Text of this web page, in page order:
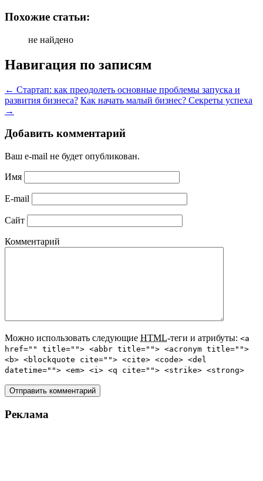
Похожие статьи:
не найдено
Навигация по записям
← Стартап: как преодолеть основные проблемы запуска и
развития бизнеса? Как начать малый бизнес? Секреты успеха
→
Добавить комментарий
Ваш e-mail не будет опубликован.
Имя
E-mail
Сайт
Комментарий
Можно использовать следующие HTML-теги и атрибуты: <a
href="" title=""> <abbr title=""> <acronym title="">
<b> <blockquote cite=""> <cite> <code> <del
datetime=""> <em> <i> <q cite=""> <strike> <strong>
Реклама